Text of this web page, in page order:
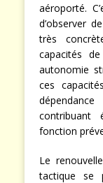
aéroporté.
d’observer
très
capacités
autonomie
ces
contribuant
fonction
Le
tactique se